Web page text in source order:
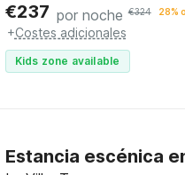
€237 por noche €324 28%
+Costes adicionales
Kids zone available
Estancia escénica